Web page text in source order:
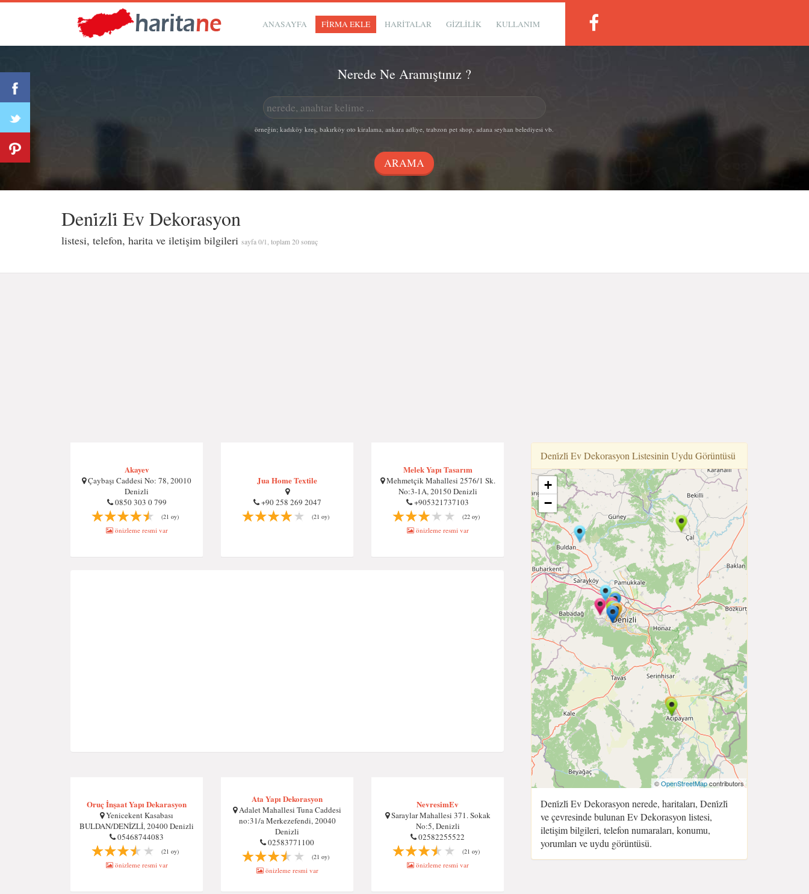
ANASAYFA FİRMA EKLE HARİTALAR GIZLILIK KULLANIM
Nerede Ne Aramıştınız ?
örneğin; kadıköy kreş, bakırköy oto kiralama, ankara adliye, trabzon pet shop, adana seyhan belediyesi vb.
Deni̇zli̇ Ev Dekorasyon
listesi, telefon, harita ve iletişim bilgileri sayfa 0/1, toplam 20 sonuç
Akayev
Çaybaşı Caddesi No: 78, 20010
Denizli
0850 303 0 799
(21 oy)
önizleme resmi var
Jua Home Textile
+90 258 269 2047
(21 oy)
Melek Yapı Tasarım
Mehmetçik Mahallesi 2576/1 Sk.
No:3-1A, 20150 Denizli
+905321737103
(22 oy)
önizleme resmi var
Oruç İnşaat Yapı Dekarasyon
Yenicekent Kasabası
BULDAN/DENİZLİ, 20400 Denizli
05468744083
(21 oy)
önizleme resmi var
Ata Yapı Dekorasyon
Adalet Mahallesi Tuna Caddesi
no:31/a Merkezefendi, 20040
Denizli
02583771100
(21 oy)
önizleme resmi var
NevresimEv
Saraylar Mahallesi 371. Sokak
No:5, Denizli
02582255522
(21 oy)
önizleme resmi var
Deni̇zli̇ Ev Dekorasyon Listesinin Uydu Görüntüsü
+
−
©OpenStreetMapcontributors
Deni̇zli̇ Ev Dekorasyon nerede, haritaları, Deni̇zli̇
ve çevresinde bulunan Ev Dekorasyon listesi,
iletişim bilgileri, telefon numaraları, konumu,
yorumları ve uydu görüntüsü.